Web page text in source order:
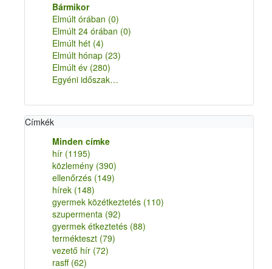
Bármikor
Elmúlt órában (0)
Elmúlt 24 órában (0)
Elmúlt hét (4)
Elmúlt hónap (23)
Elmúlt év (280)
Egyéni időszak…
Címkék
Minden címke
hír (1195)
közlemény (390)
ellenőrzés (149)
hírek (148)
gyermek közétkeztetés (110)
szupermenta (92)
gyermek étkeztetés (88)
termékteszt (79)
vezető hír (72)
rasff (62)